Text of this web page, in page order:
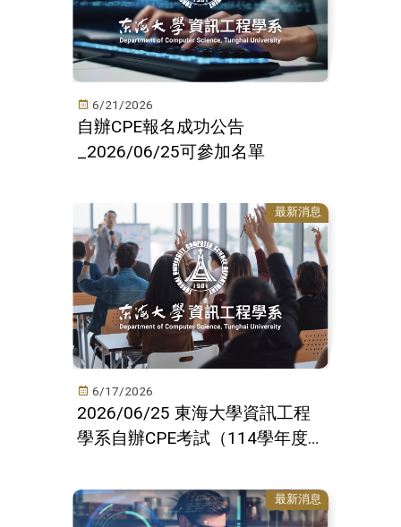
6/21/2026
自辦CPE報名成功公告
_2026/06/25可參加名單
最新消息
6/17/2026
2026/06/25 東海大學資訊工程
學系自辦CPE考試（114學年度
最新消息